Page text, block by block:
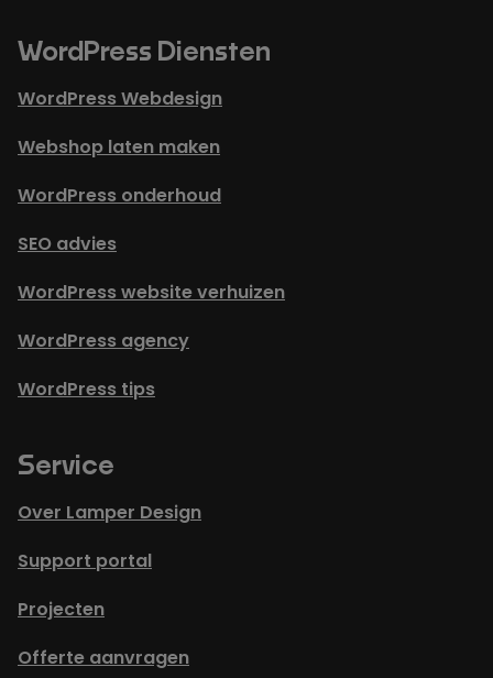
WordPress Diensten
WordPress Webdesign
Webshop laten maken
WordPress onderhoud
SEO advies
WordPress website verhuizen
WordPress agency
WordPress tips
Service
Over Lamper Design
Support portal
Projecten
Offerte aanvragen